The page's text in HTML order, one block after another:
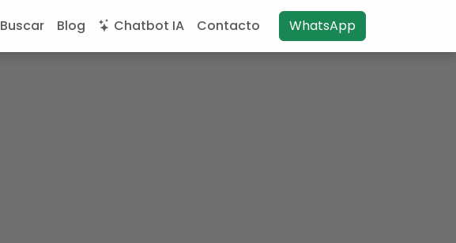
Buscar Blog Chatbot IA Contacto WhatsApp